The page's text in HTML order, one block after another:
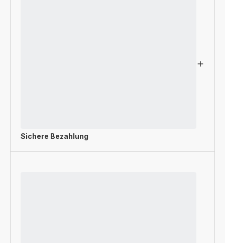
Sichere Bezahlung